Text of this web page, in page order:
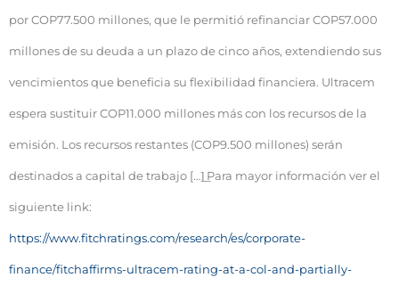
por COP77.500 millones, que le permitió refinanciar COP57.000
millones de su deuda a un plazo de cinco años, extendiendo sus
vencimientos que beneficia su flexibilidad financiera. Ultracem
espera sustituir COP11.000 millones más con los recursos de la
emisión. Los recursos restantes (COP9.500 millones) serán
destinados a capital de trabajo […]͟ Para mayor información ver el
siguiente link:
https://www.fitchratings.com/research/es/corporate-
finance/fitchaffirms-ultracem-rating-at-a-col-and-partially-